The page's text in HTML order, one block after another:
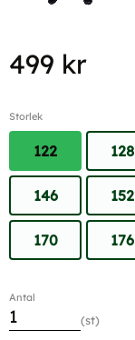
499 kr
Storlek
122 128
146 152
170 176
Antal
st